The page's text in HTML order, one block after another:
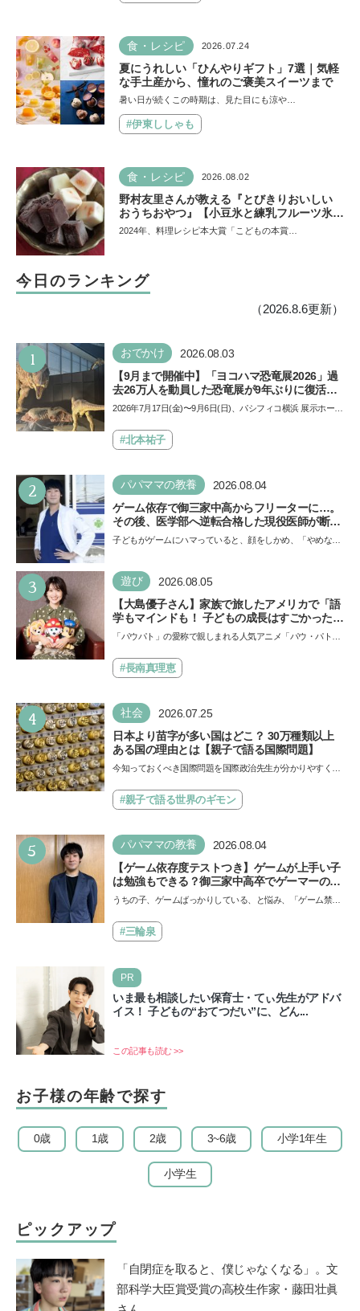
食・レシピ 2026.07.24
夏にうれしい「ひんやりギフト」7選｜気軽
な手土産から、憧れのご褒美スイーツまで
暑い日が続くこの時期は、見た目にも涼や…
#伊東ししゃも
食・レシピ 2026.08.02
野村友里さんが教える『とびきりおいしい
おうちおやつ』【小豆氷と練乳フルーツ氷】
は暑い夏にぴったり！ 小学生でもお手伝い
2024年、料理レシピ本大賞「こどもの本賞…
今日のランキング
（2026.8.6更新）
1 おでかけ 2026.08.03
【9月まで開催中】「ヨコハマ恐竜展2026」過
去26万人を動員した恐竜展が9年ぶりに復活！
夏休みのおでかけで楽しむポイントを完全ガイ
2026年7月17日(金)〜9月6日(日)、パシフィコ横浜 展示ホール
催…#北本祐子
2 パパママの教養 2026.08.04
ゲーム依存で御三家中高からフリーターに…。
その後、医学部へ逆転合格した現役医師が断言
「ゲームの経験が受験勉強に役立った」そう考
子どもがゲームにハマっていると、顔をしかめ、「やめなさ
い…
3 遊び 2026.08.05
【大島優子さん】家族で旅したアメリカで「語
学もマインドも！ 子どもの成長はすごかった」
声優をつとめた映画『パウ・パトロール ザ・ダ
できると子どもに知ってほしい
「パウパト」の愛称で親しまれる人気アニメ「パウ・パトロ
ザ…#長南真理恵
4 社会 2026.07.25
日本より苗字が多い国はどこ？ 30万種類以上
ある国の理由とは【親子で語る国際問題】
今知っておくべき国際問題を国際政治先生が分かりやすく解
類…#親子で語る世界のギモン
5 パパママの教養 2026.08.04
【ゲーム依存度テストつき】ゲームが上手い子
は勉強もできる？御三家中高卒でゲーマーの医
師・阿部智史さんが教えるゲームしながら受験
うちの子、ゲームばっかりしている、と悩み、「ゲーム禁
も…#三輪泉
PR
いま最も相談したい保育士・てぃ先生がアドバ
イス！ 子どもの“おてつだい”に、どん...
この記事も読む >>
お子様の年齢で探す
0歳 1歳 2歳 3~6歳 小学1年生
小学生
ピックアップ
「自閉症を取ると、僕じゃなくなる」。文
部科学大臣賞受賞の高校生作家・藤田壮眞